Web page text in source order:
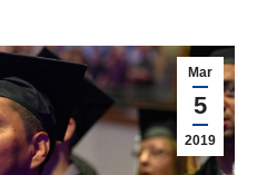
Mar
5
2019